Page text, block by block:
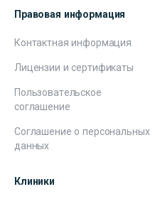
Правовая информация
Контактная информация
Лицензии и сертификаты
Пользовательское
соглашение
Соглашение о персональных
данных
Клиники